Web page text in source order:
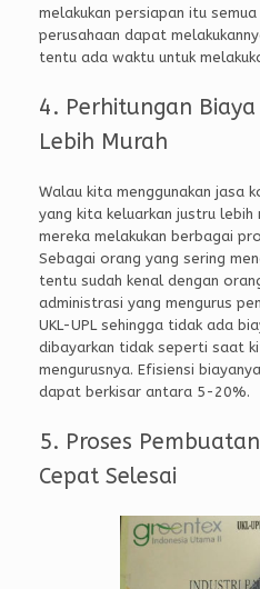
melakukan persiapan itu
perusahaan dapat
tentu ada waktu untuk
4. Perhitungan
Lebih Murah
Walau kita menggunakan jasa
yang kita keluarkan justru lebih
mereka melakukan berbagai
Sebagai orang yang sering
tentu sudah kenal dengan
administrasi yang mengurus
UKL-UPL sehingga tidak ada
dibayarkan tidak seperti saat
mengurusnya. Efisiensi
dapat berkisar antara 5-20%.
5. Proses
Cepat Selesai